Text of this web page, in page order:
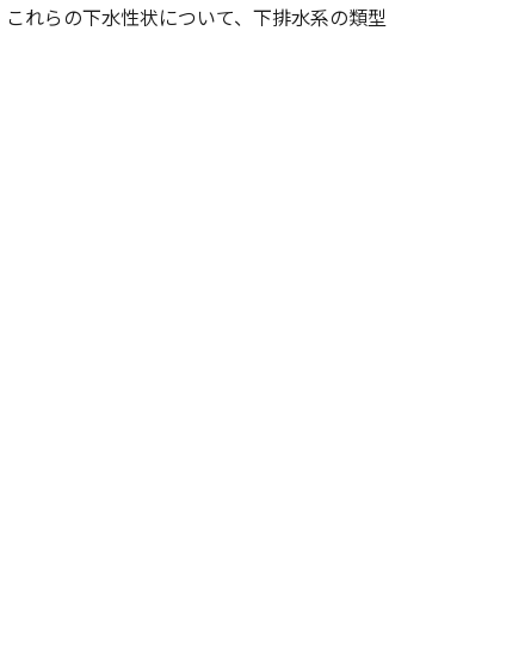
れらの下水性状について、下排水系の類型